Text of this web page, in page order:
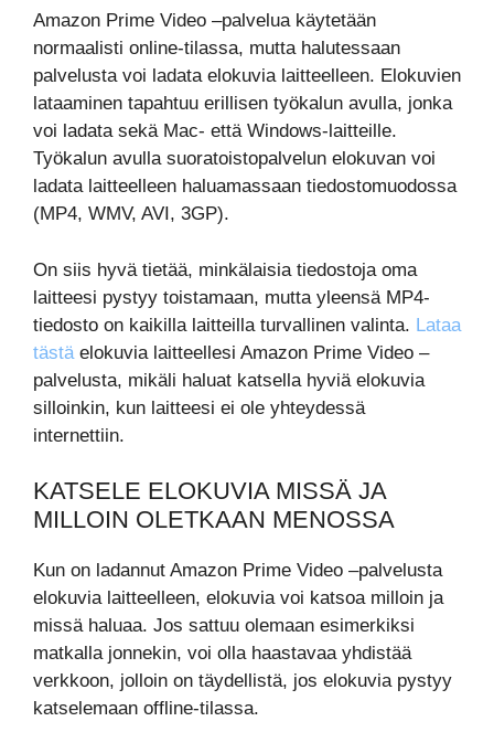
Amazon Prime Video –palvelua käytetään
normaalisti online-tilassa, mutta halutessaan
palvelusta voi ladata elokuvia laitteelleen. Elokuvien
lataaminen tapahtuu erillisen työkalun avulla, jonka
voi ladata sekä Mac- että Windows-laitteille.
Työkalun avulla suoratoistopalvelun elokuvan voi
ladata laitteelleen haluamassaan tiedostomuodossa
(MP4, WMV, AVI, 3GP).
On siis hyvä tietää, minkälaisia tiedostoja oma
laitteesi pystyy toistamaan, mutta yleensä MP4-
tiedosto on kaikilla laitteilla turvallinen valinta. Lataa
tästä elokuvia laitteellesi Amazon Prime Video –
palvelusta, mikäli haluat katsella hyviä elokuvia
silloinkin, kun laitteesi ei ole yhteydessä
internettiin.
KATSELE ELOKUVIA MISSÄ JA
MILLOIN OLETKAAN MENOSSA
Kun on ladannut Amazon Prime Video –palvelusta
elokuvia laitteelleen, elokuvia voi katsoa milloin ja
missä haluaa. Jos sattuu olemaan esimerkiksi
matkalla jonnekin, voi olla haastavaa yhdistää
verkkoon, jolloin on täydellistä, jos elokuvia pystyy
katselemaan offline-tilassa.